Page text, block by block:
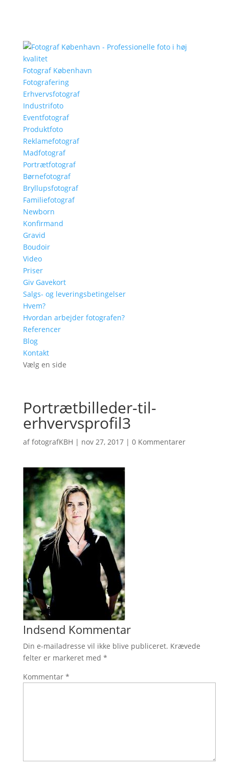
Fotograf København
Fotografering
Erhvervsfotograf
Industrifoto
Eventfotograf
Produktfoto
Reklamefotograf
Madfotograf
Portrætfotograf
Børnefotograf
Bryllupsfotograf
Familiefotograf
Newborn
Konfirmand
Gravid
Boudoir
Video
Priser
Giv Gavekort
Salgs- og leveringsbetingelser
Hvem?
Hvordan arbejder fotografen?
Referencer
Blog
Kontakt
Vælg en side
Portrætbilleder-til-
erhvervsprofil3
affotografKBH | nov 27, 2017| 0 Kommentarer
Indsend Kommentar
Din e-mailadresse vil ikke blive publiceret. Krævede
felter er markeret med *
Kommentar *